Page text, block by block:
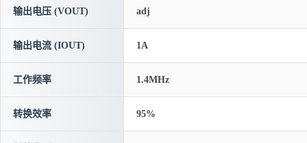
输出电压 (VOUT) adj
输出电流 (IOUT) 1A
工作频率 1.4MHz
转换效率 95%